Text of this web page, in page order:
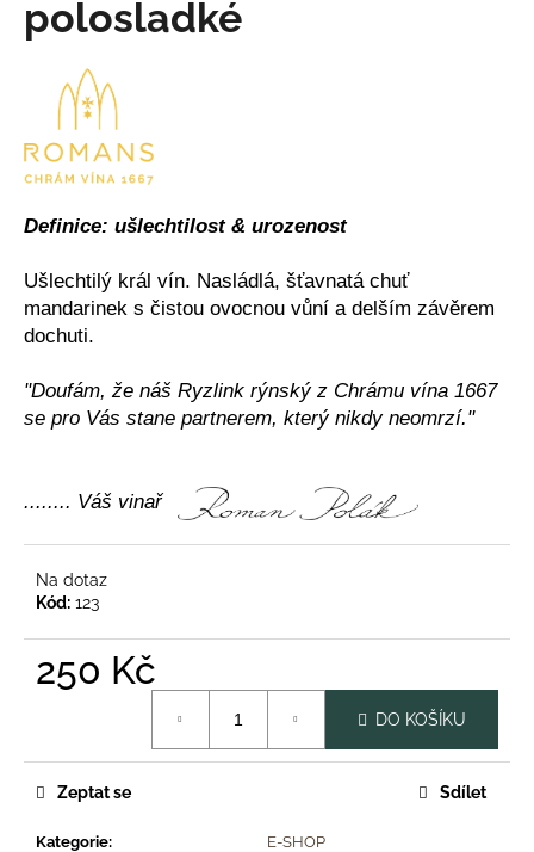
polosladké
Definice: ušlechtilost & urozenost
Ušlechtilý král vín. Nasládlá, šťavnatá chuť
mandarinek s čistou ovocnou vůní a delším závěrem
dochuti.
"Doufám, že náš Ryzlink rýnský z Chrámu vína 1667
se pro Vás stane partnerem, který nikdy neomrzí."
........ Váš vinař
Na dotaz
Kód: 123
250 Kč
DO KOŠÍKU
Kategorie:
E-SHOP
Zeptat se Sdílet
a
?
HLEDAT
D
o
p
u
č
e
m
e
OKURKÁČ
88